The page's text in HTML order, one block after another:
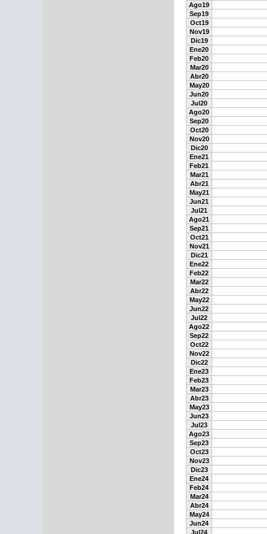
Ago19
Sep19
Oct19
Nov19
Dic19
Ene20
Feb20
Mar20
Abr20
May20
Jun20
Jul20
Ago20
Sep20
Oct20
Nov20
Dic20
Ene21
Feb21
Mar21
Abr21
May21
Jun21
Jul21
Ago21
Sep21
Oct21
Nov21
Dic21
Ene22
Feb22
Mar22
Abr22
May22
Jun22
Jul22
Ago22
Sep22
Oct22
Nov22
Dic22
Ene23
Feb23
Mar23
Abr23
May23
Jun23
Jul23
Ago23
Sep23
Oct23
Nov23
Dic23
Ene24
Feb24
Mar24
Abr24
May24
Jun24
Jul24